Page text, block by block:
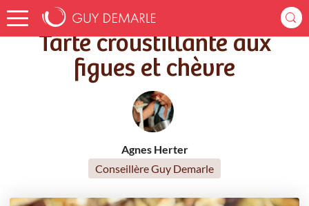
Accueil Recettes Tarte croustillante aux figues et chèvre
Tarte croustillante aux
figues et chèvre
Agnes Herter
Conseillère Guy Demarle